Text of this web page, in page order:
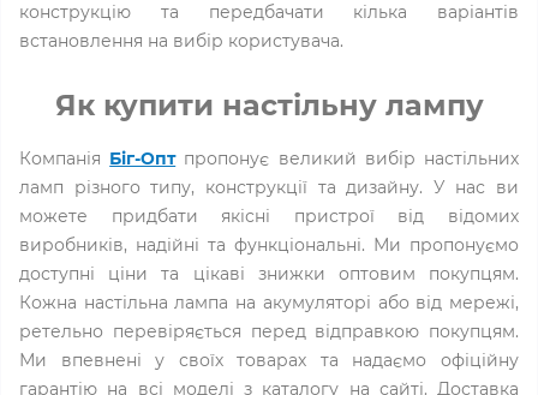
конструкцію та передбачати кілька варіантів
встановлення на вибір користувача.
Як купити настільну лампу
Компанія Біг-Оптпропонує великий вибір настільних
ламп різного типу, конструкції та дизайну. У нас ви
можете придбати якісні пристрої від відомих
виробників, надійні та функціональні. Ми пропонуємо
доступні ціни та цікаві знижки оптовим покупцям.
Кожна настільна лампа на акумуляторі або від мережі,
ретельно перевіряється перед відправкою покупцям.
Ми впевнені у своїх товарах та надаємо офіційну
гарантію на всі моделі з каталогу на сайті. Доставка